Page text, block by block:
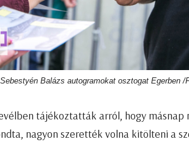
Sebestyén Balázs autogramokat osztogat Egerben /
tájékoztatták arról, hogy
nagyon szerették volna kitölteni a